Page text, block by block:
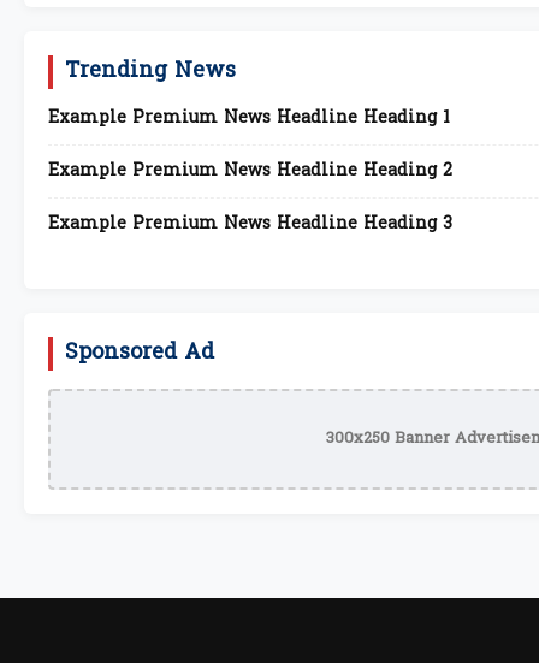
Trending News
Example Premium News Headline Heading 1
Example Premium News Headline Heading 2
Example Premium News Headline Heading 3
Sponsored Ad
300x250 Banner